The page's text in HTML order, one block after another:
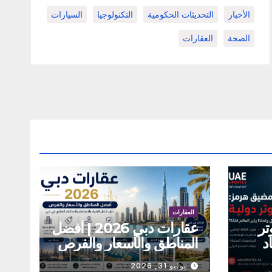
الأخبار التحديثات الحكومية التكنولوجيا السيارات
الصحة العقارات
العقارات
عقارات دبي 2026 | أفضل
المناطق والأسعار والفرص
يوليو 31, 2026